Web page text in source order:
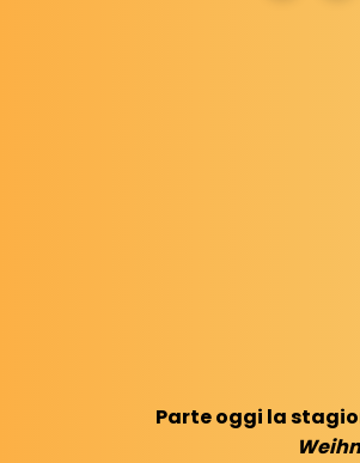
Parte oggi la